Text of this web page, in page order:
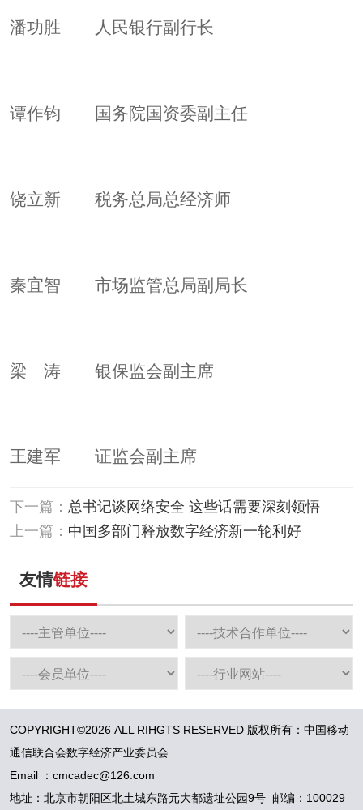
潘功胜 人民银行副行长
谭作钧 国务院国资委副主任
饶立新 税务总局总经济师
秦宜智 市场监管总局副局长
梁 涛 银保监会副主席
王建军 证监会副主席
下一篇： 总书记谈网络安全 这些话需要深刻领悟
上一篇： 中国多部门释放数字经济新一轮利好
友情链接
COPYRIGHT©2026 ALL RIHGTS RESERVED 版权所有：中国移动
通信联合会数字经济产业委员会
Email ：cmcadec@126.com
地址：北京市朝阳区北土城东路元大都遗址公园9号 邮编：100029